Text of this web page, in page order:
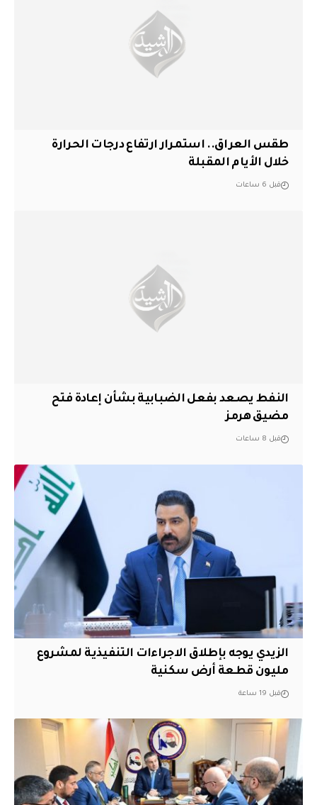
طقس العراق.. استمرار ارتفاع درجات الحرارة
خلال الأيام المقبلة
قبل 6 ساعات
النفط يصعد بفعل الضبابية بشأن إعادة فتح
مضيق هرمز
قبل 8 ساعات
الزيدي يوجه بإطلاق الاجراءات التنفيذية لمشروع
مليون قطعة أرض سكنية
قبل 19 ساعة